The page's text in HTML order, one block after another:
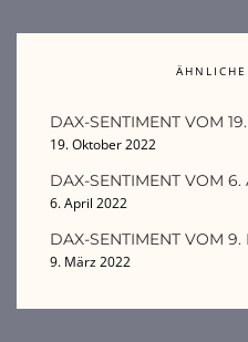
DAX-SENTIMENT VOM
19. Oktober 2022
DAX-SENTIMENT VOM 6.
6. April 2022
DAX-SENTIMENT VOM 9.
9. März 2022